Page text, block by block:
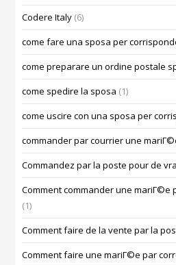
Codere Italy (6)
come fare una sposa per
come preparare un ordine postale
come spedire la sposa (1)
come uscire con una sposa per
commander par courrier une
Commandez par la poste pour de
Comment commander une mariГ©e
(1)
Comment faire de la vente par la
Comment faire une mariГ©e par